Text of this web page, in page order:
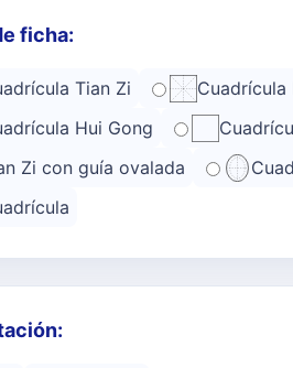
ficha:
Tian Zi Cuadrícula
Hui Gong
Zi con guía ovalada